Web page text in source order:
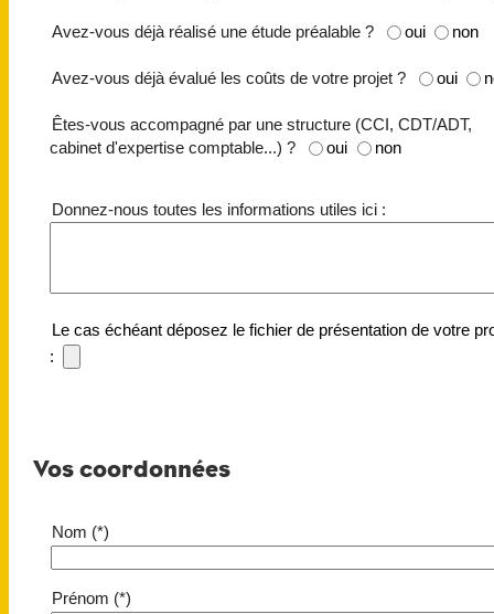
Avez-vous déjà réalisé une étude préalable ? oui non
Avez-vous déjà évalué les coûts de votre projet ? oui
Êtes-vous accompagné par une structure (CCI, CDT/ADT,
cabinet d'expertise comptable...) ?
oui non
Donnez-nous toutes les informations utiles ici :
Le cas échéant déposez le fichier de présentation de votre
:
Vos coordonnées
Nom (*)
Prénom (*)